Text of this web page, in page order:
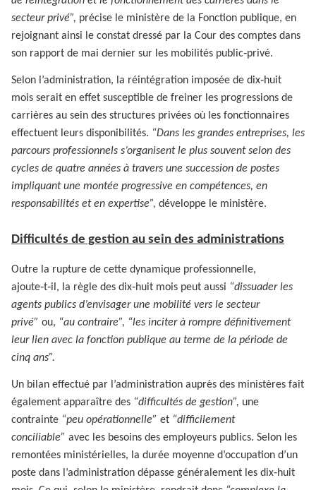
secteur privé”, précise le ministère de la Fonction publique, en
rejoignant ainsi le constat dressé par la Cour des comptes dans
son rapport de mai dernier sur les mobilités public‑privé.
Selon l’administration, la réintégration imposée de dix‑huit
mois serait en effet susceptible de freiner les progressions de
carrières au sein des structures privées où les fonctionnaires
effectuent leurs disponibilités. “Dans les grandes entreprises, les
parcours professionnels s’organisent le plus souvent selon des
cycles de quatre années à travers une succession de postes
impliquant une montée progressive en compétences, en
responsabilités et en expertise”, développe le ministère.
Difficultés de gestion au sein des administrations
Outre la rupture de cette dynamique professionnelle,
ajoute‑t‑il, la règle des dix‑huit mois peut aussi “dissuader les
agents publics d’envisager une mobilité vers le secteur
privé” ou, “au contraire”, “les inciter à rompre définitivement
leur lien avec la fonction publique au terme de la période de
cinq ans”.
Un bilan effectué par l’administration auprès des ministères fait
également apparaître des “difficultés de gestion”, une
contrainte “peu opérationnelle” et “difficilement
conciliable” avec les besoins des employeurs publics. Selon les
remontées ministérielles, la durée moyenne d’occupation d’un
poste dans l’administration dépasse généralement les dix‑huit